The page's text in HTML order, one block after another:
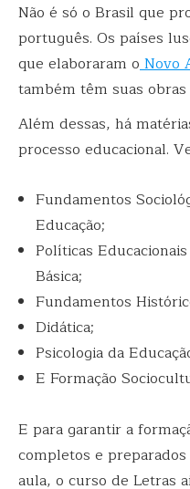
Não é só o Brasil que
português. Os países
que elaboraram o Novo
também têm suas
Além dessas, há
processo educacional.
Fundamentos
Educação;
Políticas
Básica;
Fundamentos
Didática;
Psicologia da
E Formação
E para garantir a
completos e
aula, o curso de Letras